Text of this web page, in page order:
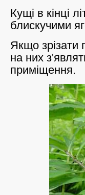
Кущі в кінці
блискучими
Якщо зрізати
на них
приміщення.